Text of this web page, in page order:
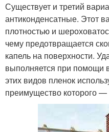
Существует и третий
антиконденсатные. Этот
плотностью и
чему предотвращается
капель на поверхности.
выполняется при помощи
этих видов пленок
преимущество которого —